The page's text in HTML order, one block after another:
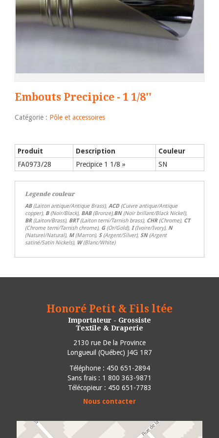
Embouts Precipice - 1 1/8''
Catégorie : Pôle et accessoires
Produit Description
Couleur
FA0973/28
Precipice 1 1/8 » SN
Legende couleur
AB(Laiton antique/Antique Brass), ACD(Cuivre antique/Antique
copper), B(Noir/Black), BAB(Bronze),BN(Noir brillant/Black Nickel),
BR (Laiton/Brass), BRT(Laiton terni/Tarnish brass), CHR(Chrome), CT
(Chrome terni/Tarnish chrome), G(Or/Gold), I (Ivoire/Ivory), N
(Naturel/Natural), M(Marron), S(Argent/Silver), SN(Argent
satiné/Satin Nickels), W(Blanc/White)
Honoré Petit & Fils ltée
Importateur - Grossiste
Textile & Draperie
2130 rue De la Province
Longueuil (Québec) J4G 1R7
Téléphone : 450 651-2894
Sans frais : 1 800 363-9871
Télécopieur : 450 651-7783
Nous contacter